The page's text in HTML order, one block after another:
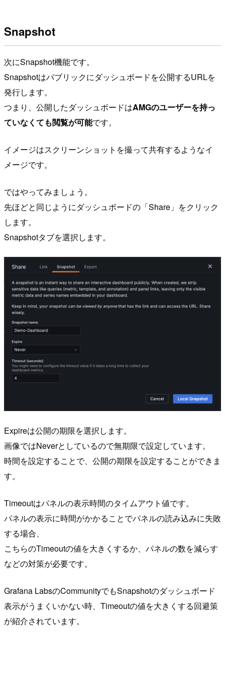
Snapshot
次にSnapshot機能です。
Snapshotはパブリックにダッシュボードを公開するURLを
発行します。
つまり、公開したダッシュボードはAMGのユーザーを持っ
ていなくても閲覧が可能です。
イメージはスクリーンショットを撮って共有するようなイ
メージです。
ではやってみましょう。
先ほどと同じようにダッシュボードの「Share」をクリック
します。
Snapshotタブを選択します。
Expireは公開の期限を選択します。
画像ではNeverとしているので無期限で設定しています。
時間を設定することで、公開の期限を設定することができま
す。
Timeoutはパネルの表示時間のタイムアウト値です。
パネルの表示に時間がかかることでパネルの読み込みに失敗
する場合、
こちらのTimeoutの値を大きくするか、パネルの数を減らす
などの対策が必要です。
Grafana LabsのCommunityでもSnapshotのダッシュボード
表示がうまくいかない時、Timeoutの値を大きくする回避策
が紹介されています。